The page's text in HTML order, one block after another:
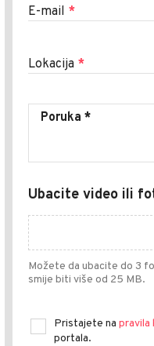
E-mail *
Lokacija *
Ubacite video ili
Možete da ubacite do 3
smije biti više od 25 MB.
Pristajete na pravila
portala.